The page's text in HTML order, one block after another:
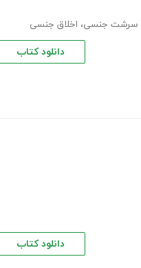
سرشت جنسی، اخلاق جنسی
دانلود کتاب
دانلود کتاب